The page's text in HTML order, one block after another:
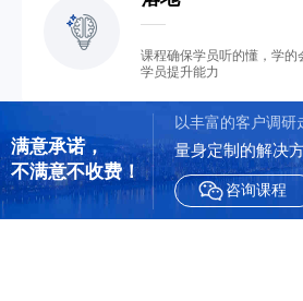
课程确保学员听的懂，学的
学员提升能力
满意承诺，
不满意不收费！
以丰富的客户调
量身定制的解决
咨询课程